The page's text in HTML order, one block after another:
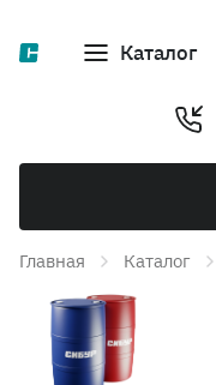
Каталог
Главная Каталог